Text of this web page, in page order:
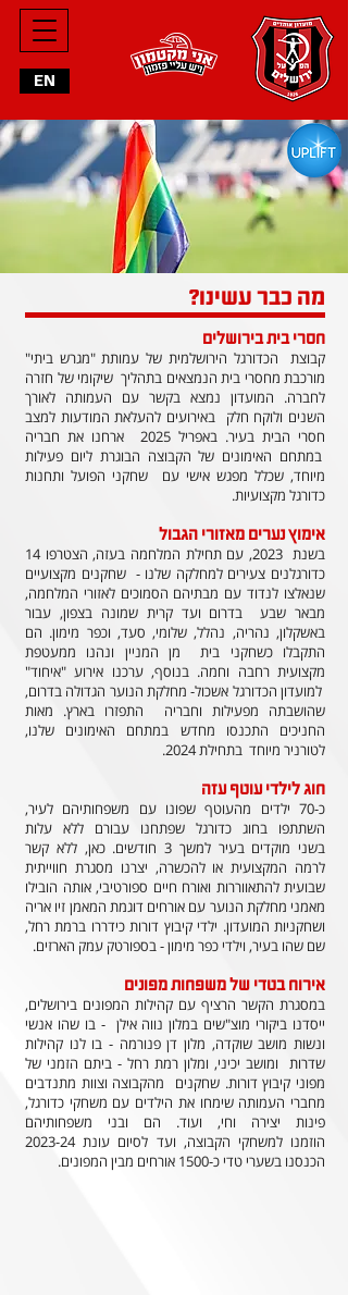
EN
מה כבר עשינו?
חסרי בית בירושלים
קבוצת הכדורגל הירושלמית של עמותת "מגרש ביתי"
מורכבת מחסרי בית הנמצאים בתהליך שיקומי של חזרה
לחברה. המועדון נמצא בקשר עם העמותה לאורך
השנים ולוקח חלק באירועים להעלאת המודעות למצב
חסרי הבית בעיר. באפריל 2025 ארחנו את חבריה
במתחם האימונים של הקבוצה הבוגרת ליום פעילות
מיוחד, שכלל מפגש אישי עם שחקני הפועל ותחנות
כדורגל מקצועיות.
אימוץ נערים מאזורי הגבול
בשנת 2023, עם תחילת המלחמה בעזה, הצטרפו 14
כדורגלנים צעירים למחלקה שלנו - שחקנים מקצועיים
שנאלצו לנדוד עם מבתיהם הסמוכים לאזורי המלחמה,
מבאר שבע בדרום ועד קרית שמונה בצפון, עבור
באשקלון, נהריה, נהלל, שלומי, סעד, וכפר מימון. הם
התקבלו כשחקני בית מן המניין ונהנו ממעטפת
מקצועית רחבה וחמה. בנוסף, ערכנו אירוע "איחוד"
למועדון הכדורגל אשכול- מחלקת הנוער הגדולה בדרום,
שהושבתה מפעילות וחבריה התפזרו בארץ. מאות
החניכים התכנסו מחדש במתחם האימונים שלנו,
לטורניר מיוחד בתחילת 2024.
חוג לילדי עוטף עזה
כ-70 ילדים מהעוטף שפונו עם משפחותיהם לעיר,
השתתפו בחוג כדורגל שפתחנו עבורם ללא עלות
בשני מוקדים בעיר למשך 3 חודשים. כאן, ללא קשר
לרמה המקצועית או להכשרה, יצרנו מסגרת חווייתית
שבועית להתאווררות ואורח חיים ספורטיבי, אותה הובילו
מאמני מחלקת הנוער עם אורחים דוגמת המאמן זיו אריה
ושחקניות המועדון. ילדי קיבוץ דורות כידררו ברמת רחל,
שם שהו בעיר, וילדי כפר מימון - בספורטק עמק הארזים.
אירוח בטדי של משפחות מפונים
במסגרת הקשר הרציף עם קהילות המפונים בירושלים,
ייסדנו ביקורי מוצ"שים במלון נווה אילן - בו שהו אנשי
ונשות מושב שוקדה, מלון דן פנורמה - בו לנו קהילות
שדרות ומושב יכיני, ומלון רמת רחל - ביתם הזמני של
מפוני קיבוץ דורות. שחקנים מהקבוצה וצוות מתנדבים
מחברי העמותה שימחו את הילדים עם משחקי כדורגל,
פינות יצירה וחי, ועוד. הם ובני משפחותיהם
הוזמנו למשחקי הקבוצה, ועד לסיום עונת 2023-24
הכנסנו בשערי טדי כ-1500 אורחים מבין המפונים.